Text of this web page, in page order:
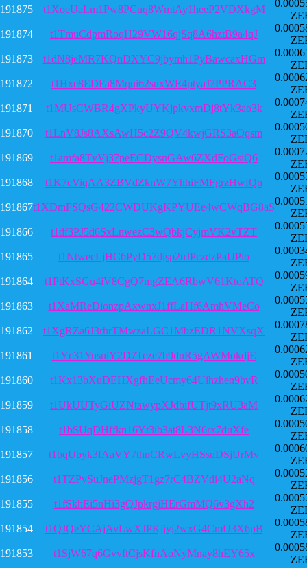
191875 t1XoeUaLm1Pw8PCuq8WmtAy1heeP2VDXkgM
191874
t1TmuCdpmRoqH29VW16qjSq8A6hztB9a4qJ
191873
t1dN8jeMR7KQnDXYC9jbymh1PyBawcaxHGm
191872
t1Hxe8EDFa8Mqui62suxWE4ptyaJ7PPRAC3
191871
t1MUsCWBR4gXPkyUYKjpkvxmDj8tYk3ao3k
191870
t1LnV8Js8AXsAwH5c2Z9QV4kwjGRS3aQqsm
191869
t1amfa8TvVj37peECDysnGAw6ZXdFoGsiQ6
191868
t1K7eViqAA3ZBVdZknW7YhhiFMFgrzHwfQn
191867t1XDmFSQsG422CWDUKgKPYUEe4wCWqBG8aS
191866
t1df3PJ5d6SxLnwezC3wQbkjCyjmVK2vTZT
191865
t1NtwecLjHC6PyD57djsp2uJPczdzPaUPio
191864
t1PtKxSGu4iV8CgQ7mgZEA6RbwV61KtoATQ
191863
t1XaMReDionzpAxwnxJ1ffLaHf6AmhVMeCo
191862
t1XgRZa6J3rhrTMwzaLGC1MbzEDR1NVXsqX
191861
t1Yc31YusuiY2D7Tcze7b9dnR5gAWMokdjE
191860
t1Kx13bXuDEHXgfhEeUcmy64Uihzhen9bvR
191859
t1UkUUTyGiUZNtawypXJdbifUTjt9xRU3aM
191858
t1bSUqDHffkn16Yt3ib3at8L3N6rx7duXfe
191857
t1bqUbyk3fAaVY7thnCRwLvyHSsuDSjUrMv
191856
t1TZPvSuJnePMzjgT1gz7rC4BZVdi4U2aNq
191855
t1fSkhEi5nHi3gQJpkrgjHErGmMQ6v3gXh2
191854
t1QJQeYCAjAvLwXJPKjjvj2wxG4CmU3X6pB
191853
t1SjW67q6GvvftCjsKfnAoNyMnay8hEY65x